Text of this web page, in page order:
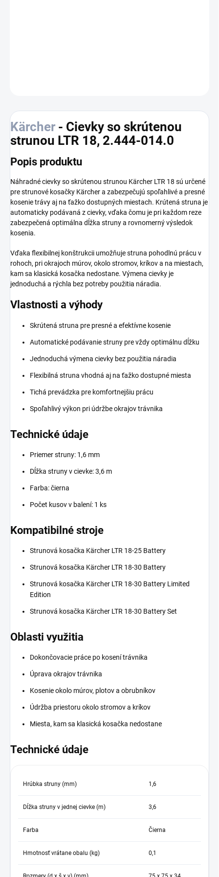
Kärcher - Cievky so skrútenou
strunou LTR 18, 2.444-014.0
Popis produktu
Náhradné cievky so skrútenou strunou Kärcher LTR 18 sú určené
pre strunové kosačky Kärcher a zabezpečujú spoľahlivé a presné
kosenie trávy aj na ťažko dostupných miestach. Krútená struna je
automaticky podávaná z cievky, vďaka čomu je pri každom reze
zabezpečená optimálna dĺžka struny a rovnomerný výsledok
kosenia.
Vďaka flexibilnej konštrukcii umožňuje struna pohodlnú prácu v
rohoch, pri okrajoch múrov, okolo stromov, kríkov a na miestach,
kam sa klasická kosačka nedostane. Výmena cievky je
jednoduchá a rýchla bez potreby použitia náradia.
Vlastnosti a výhody
Skrútená struna pre presné a efektívne kosenie
Automatické podávanie struny pre vždy optimálnu dĺžku
Jednoduchá výmena cievky bez použitia náradia
Flexibilná struna vhodná aj na ťažko dostupné miesta
Tichá prevádzka pre komfortnejšiu prácu
Spoľahlivý výkon pri údržbe okrajov trávnika
Technické údaje
Priemer struny: 1,6 mm
Dĺžka struny v cievke: 3,6 m
Farba: čierna
Počet kusov v balení: 1 ks
Kompatibilné stroje
Strunová kosačka Kärcher LTR 18-25 Battery
Strunová kosačka Kärcher LTR 18-30 Battery
Strunová kosačka Kärcher LTR 18-30 Battery Limited
Edition
Strunová kosačka Kärcher LTR 18-30 Battery Set
Oblasti využitia
Dokončovacie práce po kosení trávnika
Úprava okrajov trávnika
Kosenie okolo múrov, plotov a obrubníkov
Údržba priestoru okolo stromov a kríkov
Miesta, kam sa klasická kosačka nedostane
Technické údaje
Hrúbka struny (mm) 1,6
Dĺžka struny v jednej cievke (m) 3,6
Farba Čierna
Hmotnosť vrátane obalu (kg) 0,1